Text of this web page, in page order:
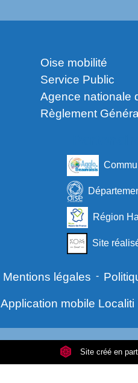
Oise mobilité
Service Public
Agence nationale
Règlement
Région
Site
Mentions légales -
Application mobile Localiti
Site créé en